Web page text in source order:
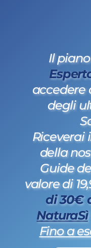
Il piano
accedere
degli
Riceverai
della
Guide
valore di
di 30€
NaturaSì
Fino a